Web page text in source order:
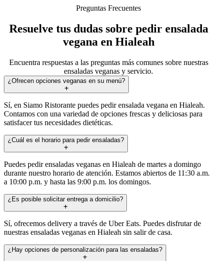
Preguntas Frecuentes
Resuelve tus dudas sobre pedir ensalada
vegana en Hialeah
Encuentra respuestas a las preguntas más comunes sobre nuestras
ensaladas veganas y servicio.
¿Ofrecen opciones veganas en su menú?
Sí, en Siamo Ristorante puedes pedir ensalada vegana en Hialeah.
Contamos con una variedad de opciones frescas y deliciosas para
satisfacer tus necesidades dietéticas.
¿Cuál es el horario para pedir ensaladas?
Puedes pedir ensaladas veganas en Hialeah de martes a domingo
durante nuestro horario de atención. Estamos abiertos de 11:30 a.m.
a 10:00 p.m. y hasta las 9:00 p.m. los domingos.
¿Es posible solicitar entrega a domicilio?
Sí, ofrecemos delivery a través de Uber Eats. Puedes disfrutar de
nuestras ensaladas veganas en Hialeah sin salir de casa.
¿Hay opciones de personalización para las ensaladas?